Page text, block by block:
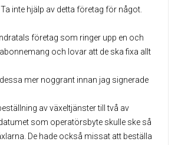
inte hjälp av detta företag för något.
företag som ringer upp en och
och lovar att de ska fixa allt
mer noggrant innan jag signerade
av växeltjänster till två av
som operatörsbyte skulle ske så
De hade också missat att beställa